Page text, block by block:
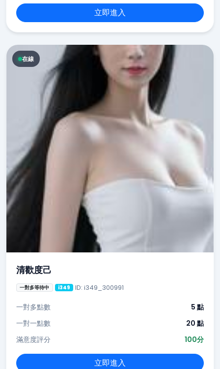
立即進入
在線
清歡度己
一對多等待中 i349 ID: i349_300991
一對多點數
5 點
一對一點數
20 點
滿意度評分
100分
立即進入